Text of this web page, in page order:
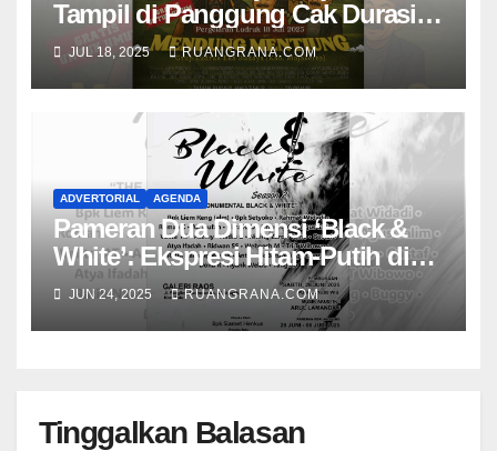
Tampil di Panggung Cak Durasim
Membawakan Lakon “Mendhung
Mentiung”
JUL 18, 2025 RUANGRANA.COM
ADVERTORIAL AGENDA
Pameran Dua Dimensi ‘Black &
White’: Ekspresi Hitam-Putih di
Galeri Raos
JUN 24, 2025 RUANGRANA.COM
Tinggalkan Balasan